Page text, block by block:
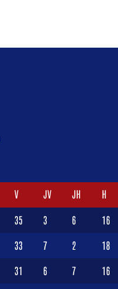
V JV JH H
35 3 6 16
33 7 2 18
31 6 7 16